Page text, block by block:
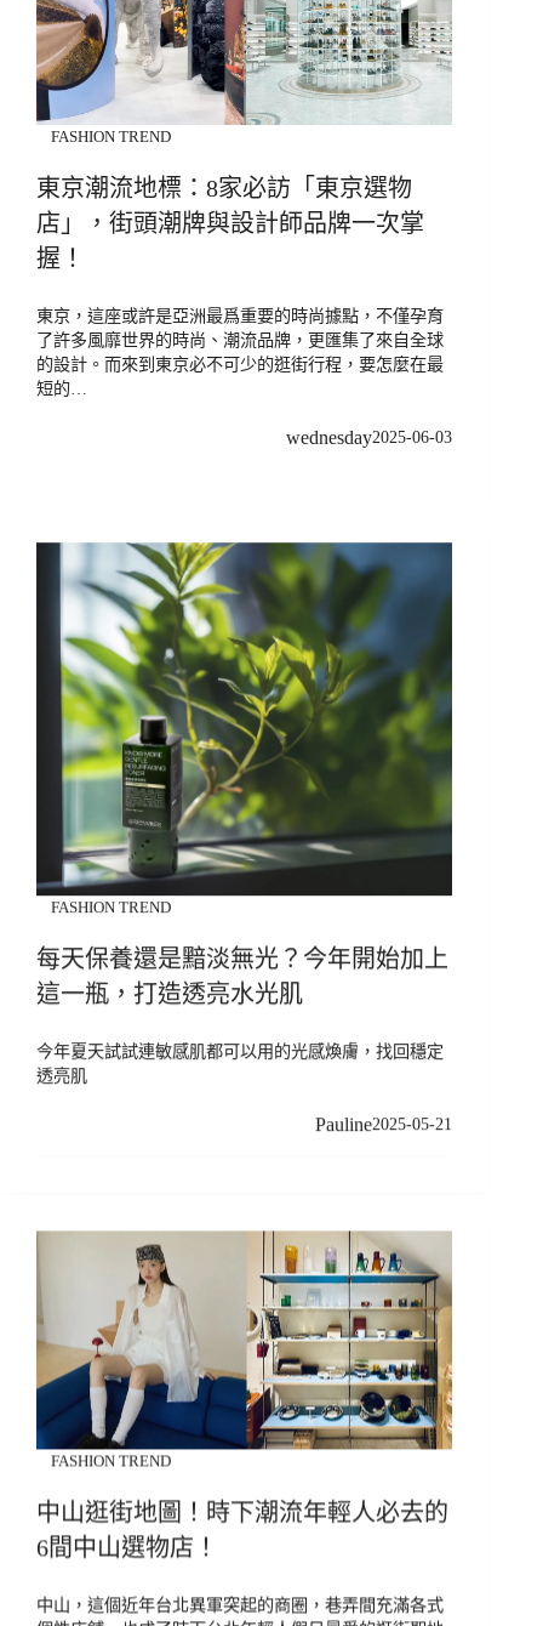
FASHION TREND
東京潮流地標：8家必訪「東京選物
店」，街頭潮牌與設計師品牌一次掌
握！
東京，這座或許是亞洲最爲重要的時尚據點，不僅孕育
了許多風靡世界的時尚、潮流品牌，更匯集了來自全球
的設計。而來到東京必不可少的逛街行程，要怎麼在最
短的…
wednesday2025-06-03
FASHION TREND
每天保養還是黯淡無光？今年開始加上
這一瓶，打造透亮水光肌
今年夏天試試連敏感肌都可以用的光感煥膚，找回穩定
透亮肌
Pauline2025-05-21
FASHION TREND
中山逛街地圖！時下潮流年輕人必去的
6間中山選物店！
中山，這個近年台北異軍突起的商圈，巷弄間充滿各式